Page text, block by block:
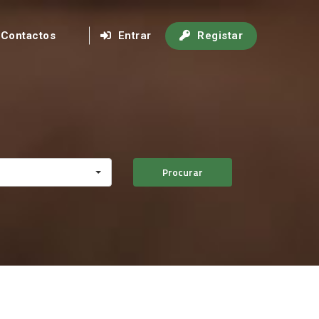
Contactos Entrar Registar
Procurar